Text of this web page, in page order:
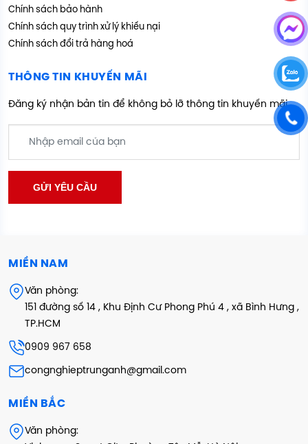
Chính sách bảo hành
Chính sách quy trình xử lý khiếu nại
Chính sách đổi trả hàng hoá
THÔNG TIN KHUYẾN MÃI
Đăng ký nhận bản tin để không bỏ lỡ thông tin khuyến mãi
MIỀN NAM
Văn phòng:
151 đường số 14 , Khu Định Cư Phong Phú 4 , xã Bình Hưng ,
TP.HCM
0909 967 658
congnghieptrunganh@gmail.com
MIỀN BẮC
Văn phòng: